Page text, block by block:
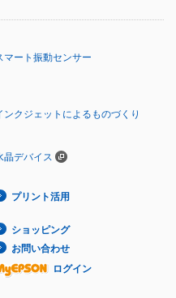
マート振動センサー
ンクジェットによるものづくり
晶デバイス
プリント活用
ショッピング
お問い合わせ
ログイン